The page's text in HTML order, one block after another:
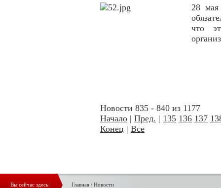
28
что
Новости 835 - 840 из 1177
Начало | Пред. | 135 136 137
Конец | Все
Вы сейчас здесь: Главная/ Новости